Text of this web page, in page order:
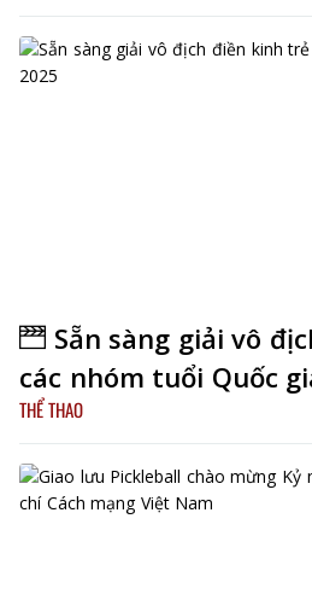
Sẵn sàng giải vô
các nhóm tuổi Quốc
THỂ THAO